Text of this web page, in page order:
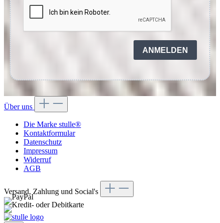
ANMELDEN
Über uns
Die Marke stulle®
Kontaktformular
Datenschutz
Impressum
Widerruf
AGB
Versand, Zahlung und Social's